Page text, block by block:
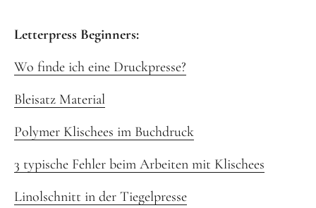
Letterpress Beginners:
Wo finde ich eine Druckpresse?
Bleisatz Material
Polymer Klischees im Buchdruck
3 typische Fehler beim Arbeiten mit Klischees
Linolschnitt in der Tiegelpresse